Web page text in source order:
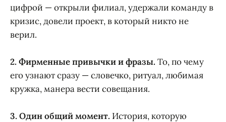
цифрой — открыли филиал, удержали команду в
кризис, довели проект, в который никто не
верил.
2. Фирменные привычки и фразы. То, по чему
его узнают сразу — словечко, ритуал, любимая
кружка, манера вести совещания.
3. Один общий момент. История, которую